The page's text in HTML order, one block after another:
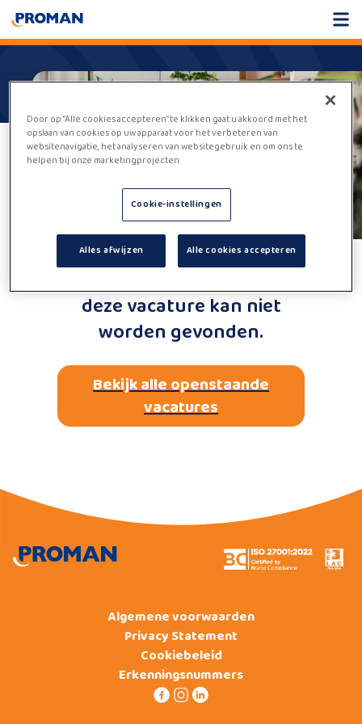
Helaas,
deze vacature kan niet
worden gevonden.
Bekijk alle openstaande
vacatures
Algemene voorwaarden
Privacy Statement
Cookiebeleid
Erkenningsnummers
Door op “Alle cookies accepteren” te klikken gaat u akkoord met het
opslaan van cookies op uw apparaat voor het verbeteren van
websitenavigatie, het analyseren van websitegebruik en om ons te
helpen bij onze marketingprojecten.
Cookie-instellingen
Alles afwijzen Alle cookies accepteren